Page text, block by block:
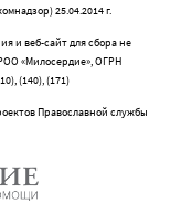
25.04.2014 г.
и веб-сайт для сбора не
«Милосердие», ОГРН
(140), (171)
Православной службы